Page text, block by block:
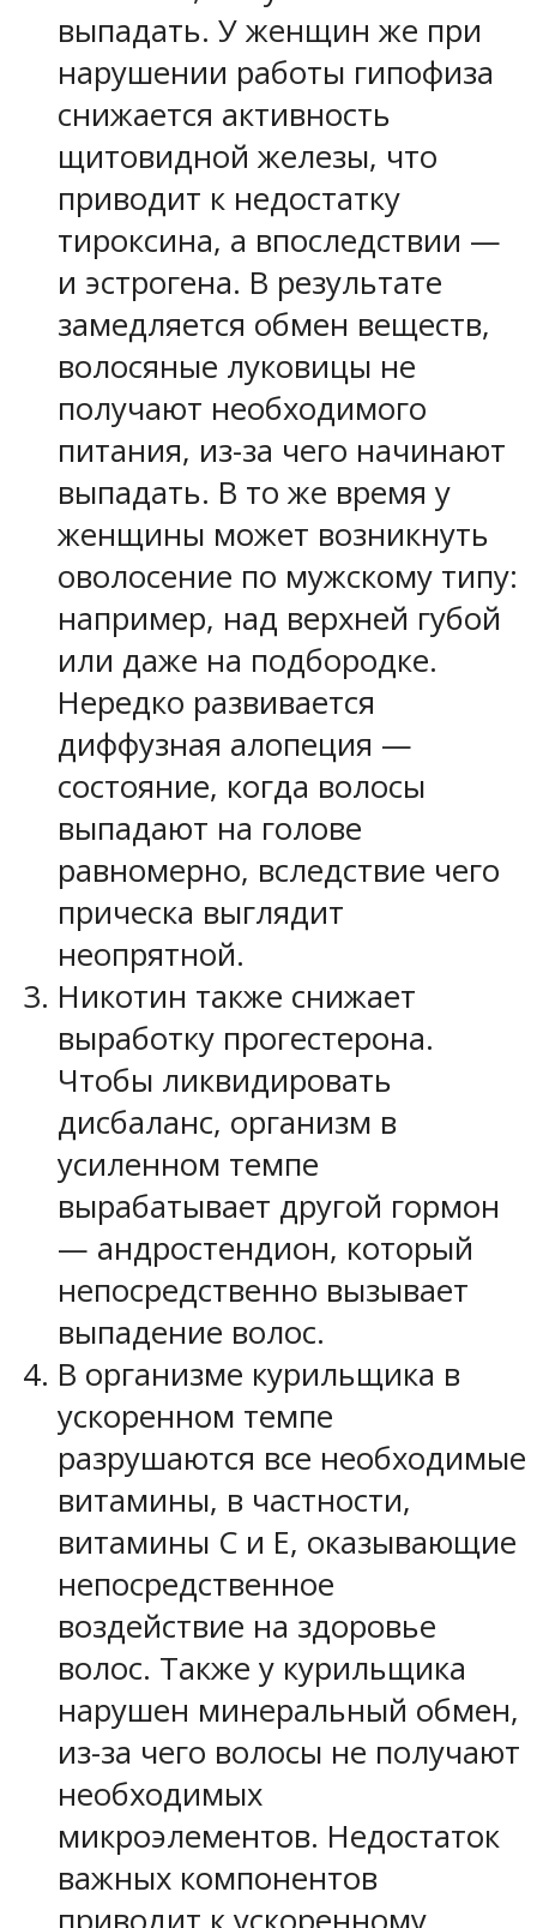
выпадать. У женщин же при
нарушении работы гипофиза
снижается активность
щитовидной железы, что
приводит к недостатку
тироксина, а впоследствии —
и эстрогена. В результате
замедляется обмен веществ,
волосяные луковицы не
получают необходимого
питания, из-за чего начинают
выпадать. В то же время у
женщины может возникнуть
оволосение по мужскому типу:
например, над верхней губой
или даже на подбородке.
Нередко развивается
диффузная алопеция —
состояние, когда волосы
выпадают на голове
равномерно, вследствие чего
прическа выглядит
неопрятной.
Никотин также снижает
выработку прогестерона.
Чтобы ликвидировать
дисбаланс, организм в
усиленном темпе
вырабатывает другой гормон
— андростендион, который
непосредственно вызывает
выпадение волос.
В организме курильщика в
ускоренном темпе
разрушаются все необходимые
витамины, в частности,
витамины С и Е, оказывающие
непосредственное
воздействие на здоровье
волос. Также у курильщика
нарушен минеральный обмен,
из-за чего волосы не получают
необходимых
микроэлементов. Недостаток
важных компонентов